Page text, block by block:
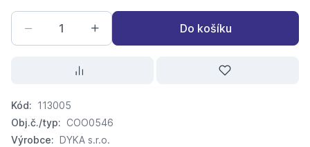
Do košíku
Kód: 113005
Obj.č./typ: COO0546
Výrobce: DYKA s.r.o.